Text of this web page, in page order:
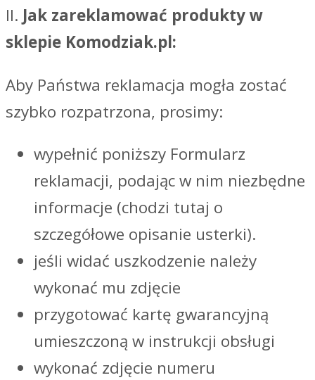
II. Jak zareklamować produkty w
sklepie Komodziak.pl:
Aby Państwa reklamacja mogła zostać
szybko rozpatrzona, prosimy:
wypełnić poniższy Formularz
reklamacji, podając w nim niezbędne
informacje (chodzi tutaj o
szczegółowe opisanie usterki).
jeśli widać uszkodzenie należy
wykonać mu zdjęcie
przygotować kartę gwarancyjną
umieszczoną w instrukcji obsługi
wykonać zdjęcie numeru